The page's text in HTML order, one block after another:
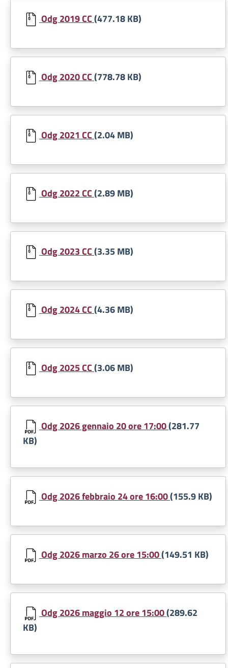
Document
Odg 2019 CC(477.18 KB)
Document
Odg 2020 CC(778.78 KB)
Document
Odg 2021 CC(2.04 MB)
Document
Odg 2022 CC(2.89 MB)
Document
Odg 2023 CC(3.35 MB)
Document
Odg 2024 CC(4.36 MB)
Document
Odg 2025 CC(3.06 MB)
Document
Odg 2026 gennaio 20 ore 17:00(281.77
KB)
Document
Odg 2026 febbraio 24 ore 16:00(155.9 KB)
Document
Odg 2026 marzo 26 ore 15:00(149.51 KB)
Document
Odg 2026 maggio 12 ore 15:00(289.62
KB)